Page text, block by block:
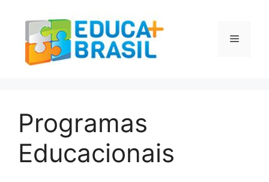
conteúdo
Menu
Programas
Educacionais